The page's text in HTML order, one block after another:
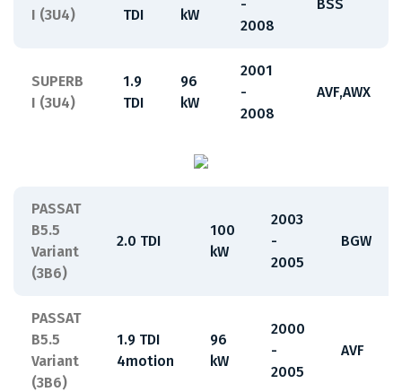
I (3U4)
TDI
kW
-
2008
BSS
SUPERB
I (3U4)
1.9
TDI
96
kW
2001
-
2008
AVF,AWX
PASSAT
B5.5
Variant
(3B6)
2.0 TDI
100
kW
2003
-
2005
BGW
PASSAT
B5.5
Variant
(3B6)
1.9 TDI
4motion
96
kW
2000
-
2005
AVF